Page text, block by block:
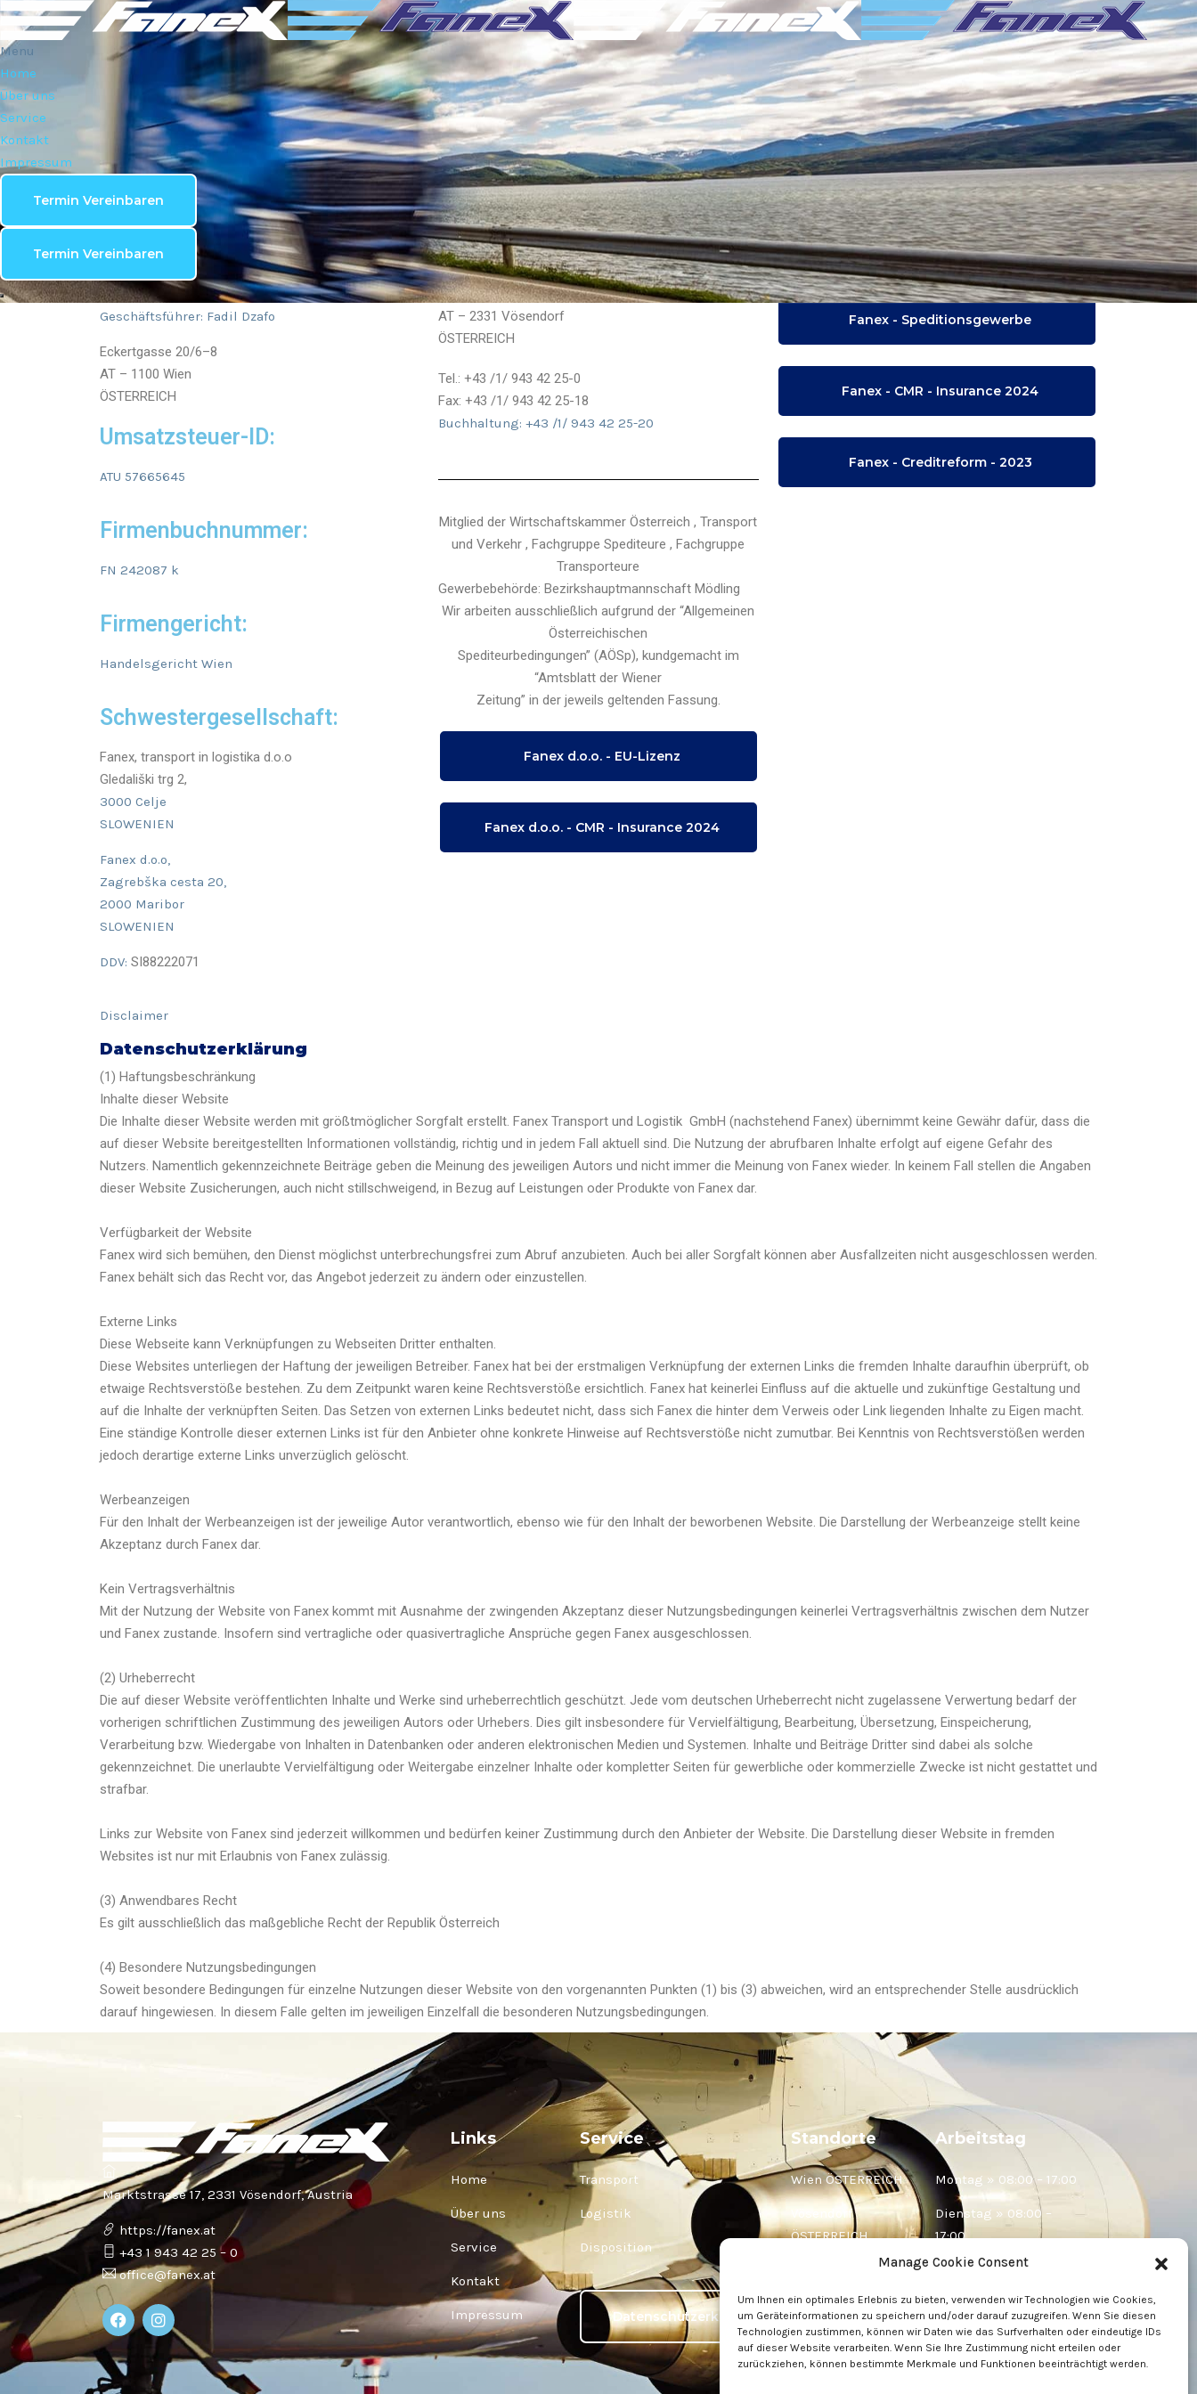
Manage Cookie Consent
Um Ihnen ein optimales Erlebnis zu bieten, verwenden wir Technologien wie Cookies,
um Geräteinformationen zu speichern und/oder darauf zuzugreifen. Wenn Sie diesen
Technologien zustimmen, können wir Daten wie das Surfverhalten oder eindeutige IDs
auf dieser Website verarbeiten. Wenn Sie Ihre Zustimmung nicht erteilen oder
zurückziehen, können bestimmte Merkmale und Funktionen beeinträchtigt werden.
Menu
Home
Über uns
Service
Kontakt
Impressum
Termin Vereinbaren
Termin Vereinbaren
Impressum
Firmensitz:
Fanex Transport und Logistik GmbH
Speditionsgewerbe / Güterbeförderungsgewerbe
Geschäftsführer: Fadil Dzafo
Eckertgasse 20/6–8
AT – 1100 Wien
ÖSTERREICH
Umsatzsteuer-ID:
ATU 57665645
Firmenbuchnummer:
FN 242087 k
Firmengericht:
Handelsgericht Wien
Schwestergesellschaft:
Fanex, transport in logistika d.o.o
Gledališki trg 2,
3000 Celje
SLOWENIEN
Fanex d.o.o,
Zagrebška cesta 20,
2000 Maribor
SLOWENIEN
DDV: SI88222071
Büro und Lager:
Fanex Transport und Logistik GmbH
Marktstraße 17
AT – 2331 Vösendorf
ÖSTERREICH
Tel.: +43 /1/ 943 42 25-0
Fax: +43 /1/ 943 42 25-18
Buchhaltung: +43 /1/ 943 42 25-20
Mitglied der Wirtschaftskammer Österreich , Transport
und Verkehr , Fachgruppe Spediteure , Fachgruppe
Transporteure
Gewerbebehörde: Bezirkshauptmannschaft Mödling
Wir arbeiten ausschließlich aufgrund der “Allgemeinen
Österreichischen
Spediteurbedingungen” (AÖSp), kundgemacht im
“Amtsblatt der Wiener
Zeitung” in der jeweils geltenden Fassung.
Fanex d.o.o. - EU-Lizenz
Fanex d.o.o. - CMR - Insurance 2024
Österreichische
Speditionsbedingungen
Fanex - Speditionsgewerbe
Fanex - CMR - Insurance 2024
Fanex - Creditreform - 2023
Disclaimer
Datenschutzerklärung
(1) Haftungsbeschränkung
Inhalte dieser Website
Die Inhalte dieser Website werden mit größtmöglicher Sorgfalt erstellt. Fanex Transport und Logistik GmbH (nachstehend Fanex) übernimmt keine Gewähr dafür, dass die
auf dieser Website bereitgestellten Informationen vollständig, richtig und in jedem Fall aktuell sind. Die Nutzung der abrufbaren Inhalte erfolgt auf eigene Gefahr des
Nutzers. Namentlich gekennzeichnete Beiträge geben die Meinung des jeweiligen Autors und nicht immer die Meinung von Fanex wieder. In keinem Fall stellen die Angaben
dieser Website Zusicherungen, auch nicht stillschweigend, in Bezug auf Leistungen oder Produkte von Fanex dar.
Verfügbarkeit der Website
Fanex wird sich bemühen, den Dienst möglichst unterbrechungsfrei zum Abruf anzubieten. Auch bei aller Sorgfalt können aber Ausfallzeiten nicht ausgeschlossen werden.
Fanex behält sich das Recht vor, das Angebot jederzeit zu ändern oder einzustellen.
Externe Links
Diese Webseite kann Verknüpfungen zu Webseiten Dritter enthalten.
Diese Websites unterliegen der Haftung der jeweiligen Betreiber. Fanex hat bei der erstmaligen Verknüpfung der externen Links die fremden Inhalte daraufhin überprüft, ob
etwaige Rechtsverstöße bestehen. Zu dem Zeitpunkt waren keine Rechtsverstöße ersichtlich. Fanex hat keinerlei Einfluss auf die aktuelle und zukünftige Gestaltung und
auf die Inhalte der verknüpften Seiten. Das Setzen von externen Links bedeutet nicht, dass sich Fanex die hinter dem Verweis oder Link liegenden Inhalte zu Eigen macht.
Eine ständige Kontrolle dieser externen Links ist für den Anbieter ohne konkrete Hinweise auf Rechtsverstöße nicht zumutbar. Bei Kenntnis von Rechtsverstößen werden
jedoch derartige externe Links unverzüglich gelöscht.
Werbeanzeigen
Für den Inhalt der Werbeanzeigen ist der jeweilige Autor verantwortlich, ebenso wie für den Inhalt der beworbenen Website. Die Darstellung der Werbeanzeige stellt keine
Akzeptanz durch Fanex dar.
Kein Vertragsverhältnis
Mit der Nutzung der Website von Fanex kommt mit Ausnahme der zwingenden Akzeptanz dieser Nutzungsbedingungen keinerlei Vertragsverhältnis zwischen dem Nutzer
und Fanex zustande. Insofern sind vertragliche oder quasivertragliche Ansprüche gegen Fanex ausgeschlossen.
(2) Urheberrecht
Die auf dieser Website veröffentlichten Inhalte und Werke sind urheberrechtlich geschützt. Jede vom deutschen Urheberrecht nicht zugelassene Verwertung bedarf der
vorherigen schriftlichen Zustimmung des jeweiligen Autors oder Urhebers. Dies gilt insbesondere für Vervielfältigung, Bearbeitung, Übersetzung, Einspeicherung,
Verarbeitung bzw. Wiedergabe von Inhalten in Datenbanken oder anderen elektronischen Medien und Systemen. Inhalte und Beiträge Dritter sind dabei als solche
gekennzeichnet. Die unerlaubte Vervielfältigung oder Weitergabe einzelner Inhalte oder kompletter Seiten für gewerbliche oder kommerzielle Zwecke ist nicht gestattet und
strafbar.
Links zur Website von Fanex sind jederzeit willkommen und bedürfen keiner Zustimmung durch den Anbieter der Website. Die Darstellung dieser Website in fremden
Websites ist nur mit Erlaubnis von Fanex zulässig.
(3) Anwendbares Recht
Es gilt ausschließlich das maßgebliche Recht der Republik Österreich
(4) Besondere Nutzungsbedingungen
Soweit besondere Bedingungen für einzelne Nutzungen dieser Website von den vorgenannten Punkten (1) bis (3) abweichen, wird an entsprechender Stelle ausdrücklich
darauf hingewiesen. In diesem Falle gelten im jeweiligen Einzelfall die besonderen Nutzungsbedingungen.
Marktstrasse 17, 2331 Vösendorf, Austria
https://fanex.at
+43 1 943 42 25 – 0
office@fanex.at
Links
Home
Über uns
Service
Kontakt
Impressum
Service
Transport
Logistik
Disposition
Datenschutzerklärung
Standorte
Wien ÖSTERREICH
Vösendorf
ÖSTERREICH
Celje SLOWENIEN
Maribor
SLOWENIEN
Arbeitstag
Montag » 08:00 – 17:00
Dienstag » 08:00 –
17:00
Mittwoch » 08:00 –
Donnerstag » 08:00 –
17:00